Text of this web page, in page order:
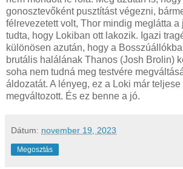
gonosztevőként pusztítást végezni,
félrevezetett volt, Thor mindig meglátta a
tudta, hogy Lokiban ott lakozik. Igazi
különösen azután, hogy a
brutális halálának Thanos (Josh Brolin)
soha nem tudná meg testvére
áldozatát. A lényeg, ez a Loki már teljese
megváltozott. És ez benne a jó.
Dátum: november 19, 2023
Megosztás